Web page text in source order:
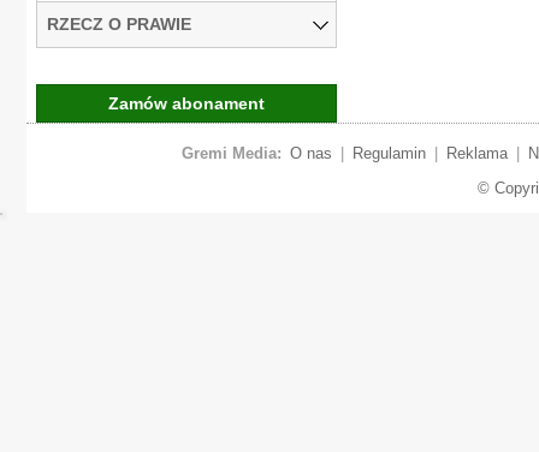
RZECZ O PRAWIE
Zamów abonament
Gremi Media: O nas Regulamin Reklama
©